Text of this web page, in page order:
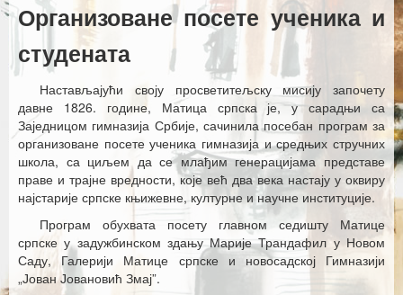
Летопис Матице српске
Гласник Матице српске
Е–издања
Вести
Најаве
Организоване посете ученика и
студената
Настављајући своју просветитељску мисију започету
давне 1826. године, Матица српска је, у сарадњи са
Заједницом гимназија Србије, сачинила посебан програм за
организоване посете ученика гимназија и средњих стручних
школа, са циљем да се млађим генерацијама представе
праве и трајне вредности, које већ два века настају у оквиру
најстарије српске књижевне, културне и научне институције.
Програм обухвата посету главном седишту Матице
српске у задужбинском здању Марије Трандафил у Новом
Саду, Галерији Матице српске и новосадској Гимназији
„Јован Јовановић Змај”.